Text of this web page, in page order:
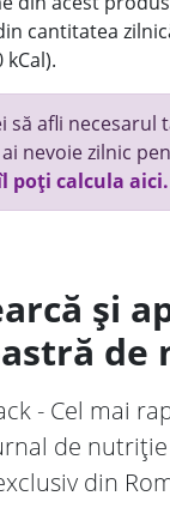
cantitatea
să afli necesarul
nevoie zilnic
poți calcula aici.
și
de
- Cel mai
de
din